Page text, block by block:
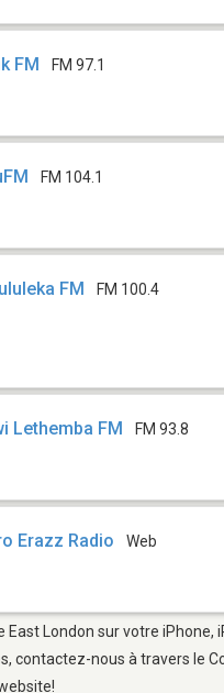
FM FM 97.1
FM 104.1
FM FM 100.4
Lethemba FM FM 93.8
Erazz Radio Web
East London sur votre
contactez-nous à travers le